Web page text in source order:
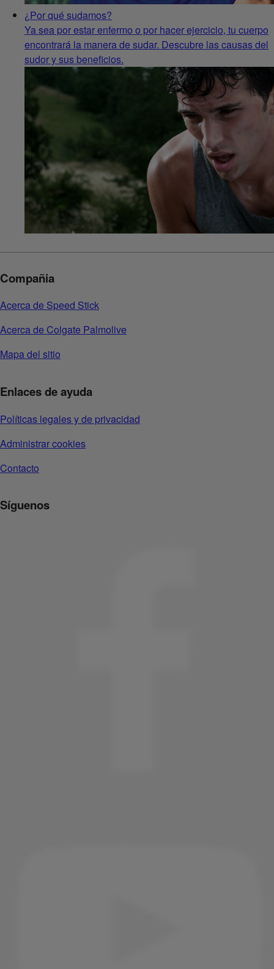
¿Por qué sudamos?
Ya sea por estar enfermo o por hacer ejercicio, tu cuerpo
encontrará la manera de sudar. Descubre las causas del
sudor y sus beneficios.
Compañia
Acerca de Speed Stick
Acerca de Colgate Palmolive
Mapa del sitio
Enlaces de ayuda
Políticas legales y de privacidad
Administrar cookies
Contacto
Síguenos